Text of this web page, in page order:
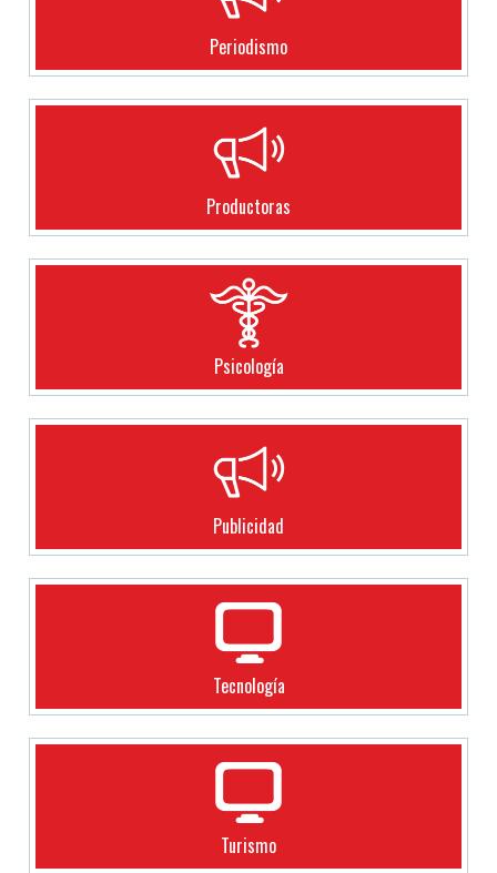
Periodismo
Productoras
Psicología
Publicidad
Tecnología
Turismo